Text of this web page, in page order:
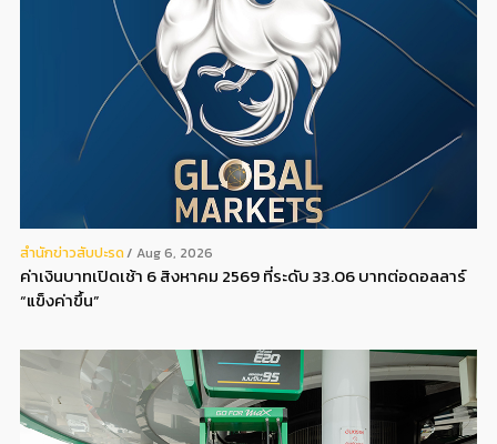
สํานักข่าวสับปะรด Aug 6, 2026
ค่าเงินบาทเปิดเช้า 6 สิงหาคม 2569 ที่ระดับ 33.06 บาทต่อดอลลาร์
“แข็งค่าขึ้น”